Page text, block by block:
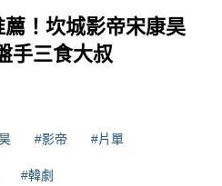
！坎城影帝宋康昊
手三食大叔
#影帝 #片單
#韓劇